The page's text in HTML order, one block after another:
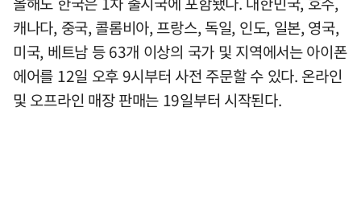
캐나다, 중국, 콜롬비아, 프랑스, 독일, 인도, 일본, 영국,
미국, 베트남 등 63개 이상의 국가 및 지역에서는 아이폰
에어를 12일 오후 9시부터 사전 주문할 수 있다. 온라인
및 오프라인 매장 판매는 19일부터 시작된다.